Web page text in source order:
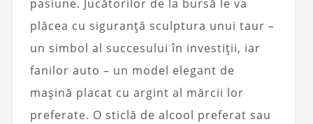
pasiune. Jucătorilor de la bursă le va
plăcea cu siguranță sculptura unui taur –
un simbol al succesului în investiții, iar
fanilor auto – un model elegant de
mașină placat cu argint al mărcii lor
preferate. O sticlă de alcool preferat sau